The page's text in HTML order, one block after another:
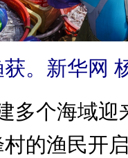
。新华网
个海域迎
的渔民开